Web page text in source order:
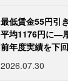
最低賃金55円引
平均1176円に―
前年度実績を下
2026.07.30